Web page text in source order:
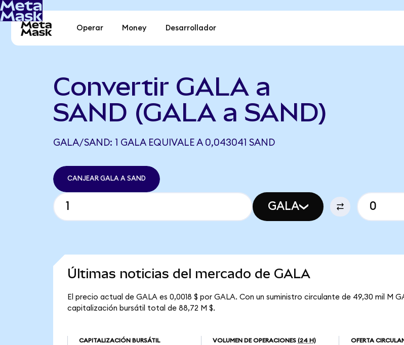
Operar Money Desarrollador
Convertir GALA a
SAND (GALA a SAND)
GALA/SAND: 1 GALA EQUIVALE A 0,043041 SAND
CANJEAR GALA A SAND
GALA
Últimas noticias del mercado de GALA
El precio actual de GALA es 0,0018 $ por GALA. Con un suministro circulante de 49,30 mil M
capitalización bursátil total de 88,72 M $.
CAPITALIZACIÓN BURSÁTIL VOLUMEN DE OPERACIONES (24 H) OFERTA